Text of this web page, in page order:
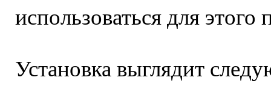
использоваться для этого
Установка выглядит